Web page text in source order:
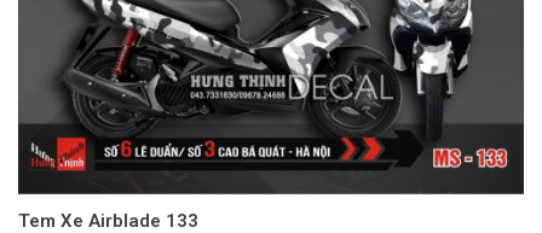
Tem Xe Airblade 133